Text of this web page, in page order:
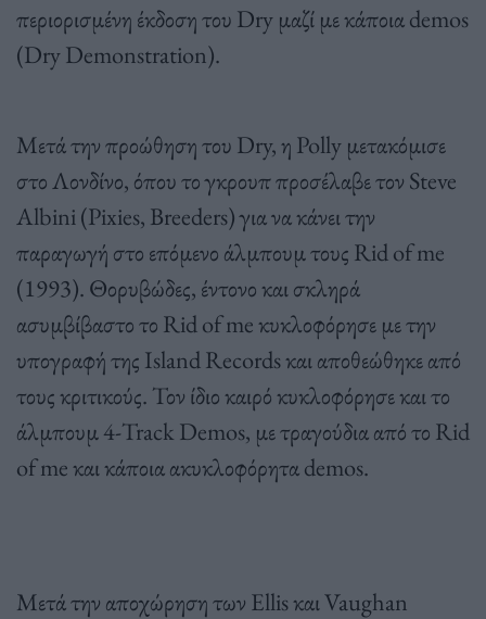
περιορισμένη έκδοση του Dry μαζί με κάποια demos
(Dry Demonstration).
Μετά την προώθηση του Dry, η Polly μετακόμισε
στο Λονδίνο, όπου το γκρουπ προσέλαβε τον Steve
Albini (Pixies, Breeders) για να κάνει την
παραγωγή στο επόμενο άλμπουμ τους Rid of me
(1993). Θορυβώδες, έντονο και σκληρά
ασυμβίβαστο το Rid of me κυκλοφόρησε με την
υπογραφή της Island Records και αποθεώθηκε από
τους κριτικούς. Τον ίδιο καιρό κυκλοφόρησε και το
άλμπουμ 4-Track Demos, με τραγούδια από το Rid
of me και κάποια ακυκλοφόρητα demos.
Μετά την αποχώρηση των Ellis και Vaughan